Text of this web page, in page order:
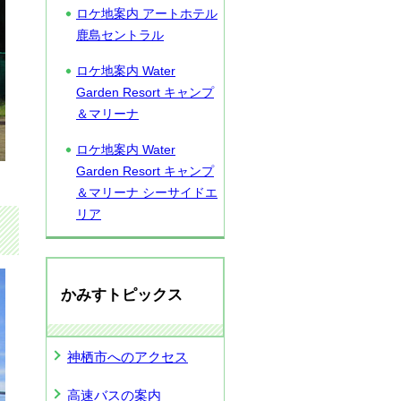
ロケ地案内 アートホテル
鹿島セントラル
ロケ地案内 Water
Garden Resort キャンプ
＆マリーナ
ロケ地案内 Water
Garden Resort キャンプ
＆マリーナ シーサイドエ
リア
かみすトピックス
神栖市へのアクセス
高速バスの案内